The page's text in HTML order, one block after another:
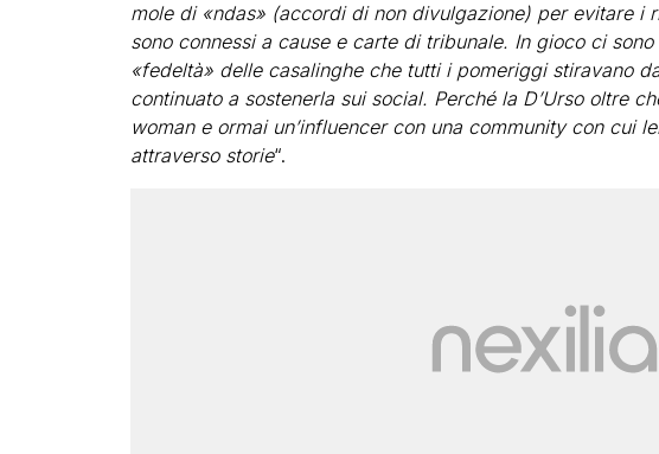
mole di «ndas» (accordi di non divulgazione) per evitare i
sono connessi a cause e carte di tribunale. In gioco ci
«fedeltà» delle casalinghe che tutti i pomeriggi stiravano
continuato a sostenerla sui social. Perché la D’Urso oltre
woman e ormai un’influencer con una community con cui
attraverso storie“.